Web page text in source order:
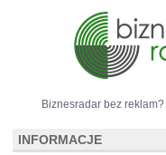
Biznesradar bez reklam?
INFORMACJE